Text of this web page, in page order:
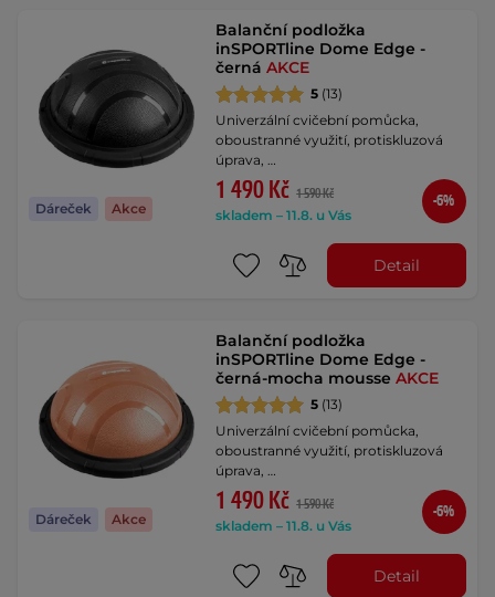
Dáreček Akce
Balanční podložka
inSPORTline Dome Edge -
černáAKCE
5 (13)
Univerzální cvičební pomůcka,
oboustranné využití, protiskluzová
úprava, …
1 490 Kč 1 590 Kč
skladem – 11.8. u Vás
-6%
Detail
Dáreček Akce
Balanční podložka
inSPORTline Dome Edge -
černá-mocha mousseAKCE
5 (13)
Univerzální cvičební pomůcka,
oboustranné využití, protiskluzová
úprava, …
1 490 Kč 1 590 Kč
skladem – 11.8. u Vás
-6%
Detail